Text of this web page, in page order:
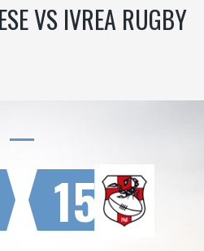
VS IVREA RUGBY
15